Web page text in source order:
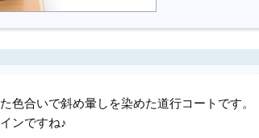
色合いで斜め暈しを染めた道行コートです。
ンですね♪